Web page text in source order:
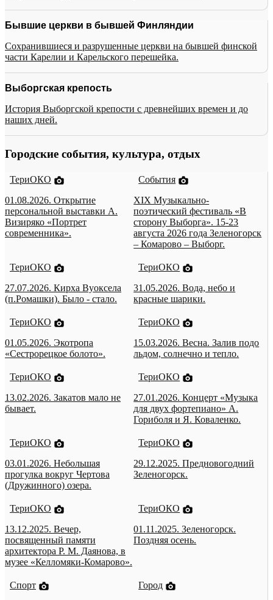
Бывшие церкви в бывшей Финляндии
Сохранившиеся и разрушенные церкви на бывшей финской
части Карелии и Карельского перешейка.
Выборгская крепость
История Выборгской крепости с древнейших времен и до
наших дней.
Городские события, культура, отдых
ТериОКО
01.08.2026. Открытие
персональной выставки А.
Визиряко «Портрет
современника».
События
XIX Музыкально-
поэтический фестиваль «В
сторону Выборга». 15-23
августа 2026 года Зеленогорск
– Комарово – Выборг.
ТериОКО
27.07.2026. Кирха Вуоксела
(п.Ромашки). Было - стало.
ТериОКО
31.05.2026. Вода, небо и
красные шарики.
ТериОКО
01.05.2026. Экотропа
«Сестрорецкое болото».
ТериОКО
15.03.2026. Весна. Залив подо
льдом, солнечно и тепло.
ТериОКО
13.02.2026. Закатов мало не
бывает.
ТериОКО
27.01.2026. Концерт «Музыка
для двух фортепиано» А.
Гориболя и Я. Коваленко.
ТериОКО
03.01.2026. Небольшая
прогулка вокруг Чертова
(Дружинного) озера.
ТериОКО
29.12.2025. Предновогодний
Зеленогорск.
ТериОКО
13.12.2025. Вечер,
посвященный памяти
архитектора Р. М. Даянова, в
музее «Келломяки-Комарово».
ТериОКО
01.11.2025. Зеленогорск.
Поздняя осень.
Спорт
Город